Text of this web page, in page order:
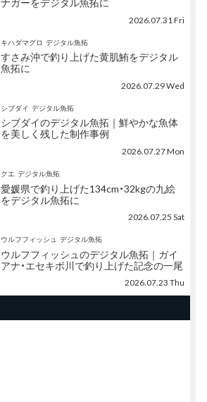
ナガーをデジタル魚拓に
2026.07.31 Fri
キハダマグロ デジタル魚拓
すさみ沖で釣り上げた黄肌鮪をデジタル
魚拓に
2026.07.29 Wed
シブダイ デジタル魚拓
シブダイのデジタル魚拓｜鮮やかな魚体
を美しく残した制作事例
2026.07.27 Mon
クエ デジタル魚拓
愛媛県で釣り上げた134cm・32kgの九絵
をデジタル魚拓に
2026.07.25 Sat
ウルフフィッシュ デジタル魚拓
ウルフフィッシュのデジタル魚拓｜ガイ
アナ・エセキボ川で釣り上げた記念の一尾
2026.07.23 Thu